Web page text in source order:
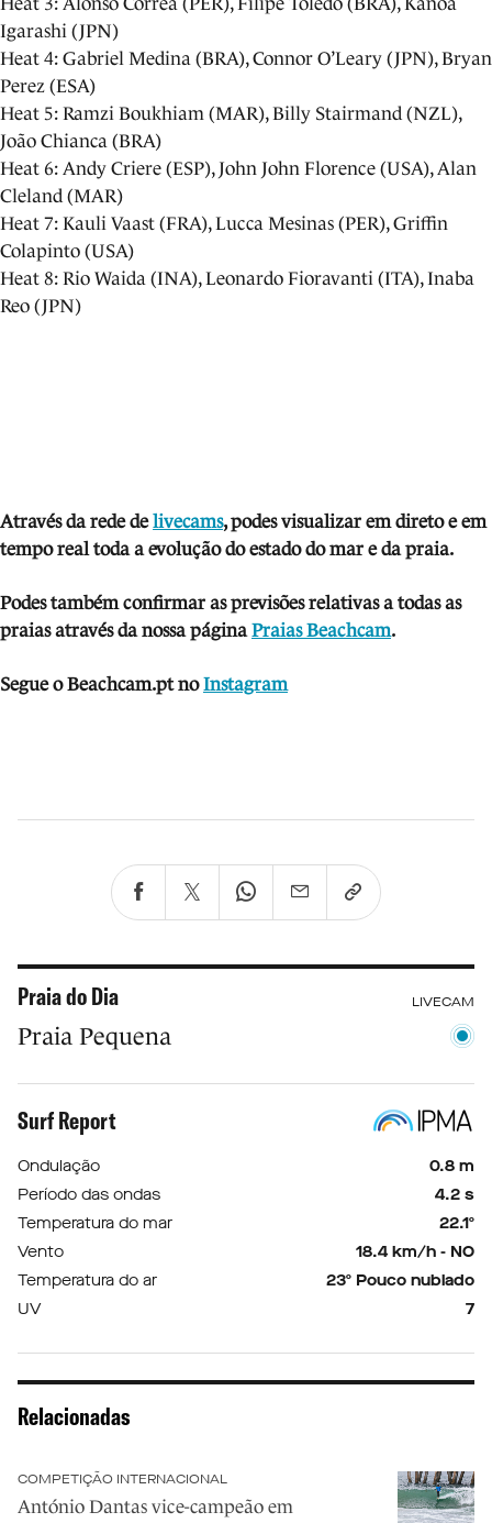
Igarashi (JPN)
Heat 4: Gabriel Medina (BRA), Connor O’Leary (JPN), Bryan
Perez (ESA)
Heat 5: Ramzi Boukhiam (MAR), Billy Stairmand (NZL),
João Chianca (BRA)
Heat 6: Andy Criere (ESP), John John Florence (USA), Alan
Cleland (MAR)
Heat 7: Kauli Vaast (FRA), Lucca Mesinas (PER), Griffin
Colapinto (USA)
Heat 8: Rio Waida (INA), Leonardo Fioravanti (ITA), Inaba
Reo (JPN)
Através da rede delivecams, podes visualizar em direto e em
tempo real toda a evolução do estado do mar e da praia.
Podes também confirmar as previsões relativas a todas as
praias através da nossa páginaPraias Beachcam.
Segue o Beachcam.pt no Instagram
Praia do Dia LIVECAM
Praia Pequena
Surf Report
Ondulação
0.8 m
Período das ondas
4.2 s
Temperatura do mar
22.1º
Vento
18.4 km/h - NO
Temperatura do ar
23º Pouco nublado
UV
7
Relacionadas
COMPETIÇÃO INTERNACIONAL
António Dantas vice-campeão em